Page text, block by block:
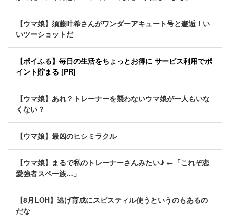
【ウマ娘】須藤叶希さんがワンダーアキュート号と邂逅！い
いツーショットだ
【ポイふる】毎日の生活をちょっとお得に サービス利用でポ
イント貯まる [PR]
【ウマ娘】あれ？トレーナーを襲わないウマ娘が一人もいな
くない？
【ウマ娘】最凶のヒシミラクル
【ウマ娘】まるで私のトレーナーさんみたい♪ ←「これぞ恋
愛強者スペ一族…」
【8月LOH】逃げ育成にスピスティル使うというのもあるの
だな